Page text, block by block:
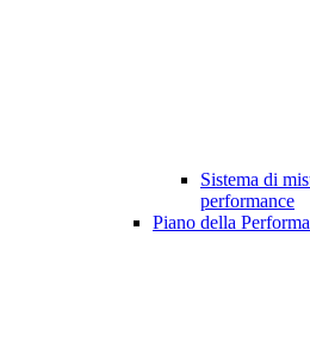
Sistema di
performance
Piano della